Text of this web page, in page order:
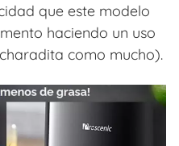
que este modelo
haciendo un uso
como mucho).